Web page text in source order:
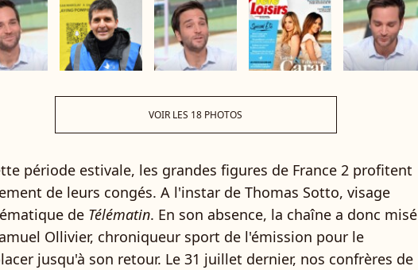
VOIR LES 18 PHOTOS
période estivale, les grandes figures de France 2 profitent
de leurs congés. A l'instar de Thomas Sotto, visage
de Télématin. En son absence, la chaîne a donc misé
Ollivier, chroniqueur sport de l'émission pour le
jusqu'à son retour. Le 31 juillet dernier, nos confrères de